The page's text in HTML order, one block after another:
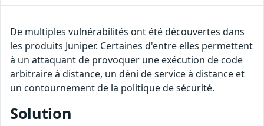
De multiples vulnérabilités ont été découvertes dans
les produits Juniper. Certaines d'entre elles permettent
à un attaquant de provoquer une exécution de code
arbitraire à distance, un déni de service à distance et
un contournement de la politique de sécurité.
Solution